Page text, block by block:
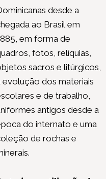
desde a
ao Brasil em
em forma de
fotos, relíquias,
sacros e litúrgicos,
evolução dos materiais
e de trabalho,
antigos desde a
do internato e uma
de rochas e